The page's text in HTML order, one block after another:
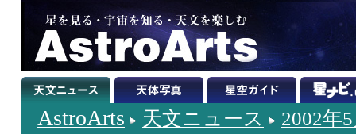
AstroArts 天文ニュース 2002年